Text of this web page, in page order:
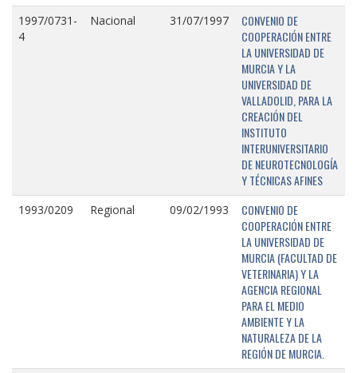
1997/0731-
4
Nacional 31/07/1997
CONVENIO DE
COOPERACIÓN ENTRE
LA UNIVERSIDAD DE
MURCIA Y LA
UNIVERSIDAD DE
VALLADOLID, PARA LA
CREACIÓN DEL
INSTITUTO
INTERUNIVERSITARIO
DE NEUROTECNOLOGÍA
Y TÉCNICAS AFINES
1993/0209 Regional 09/02/1993
CONVENIO DE
COOPERACIÓN ENTRE
LA UNIVERSIDAD DE
MURCIA (FACULTAD DE
VETERINARIA) Y LA
AGENCIA REGIONAL
PARA EL MEDIO
AMBIENTE Y LA
NATURALEZA DE LA
REGIÓN DE MURCIA.